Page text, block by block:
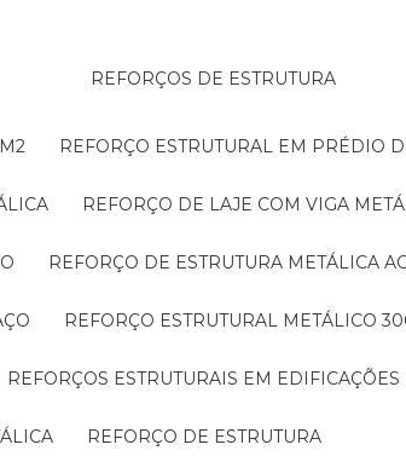
REFORÇOS DE ESTRUTURA
REFORÇO ESTRUTURAL EM PRÉDIO
REFORÇO DE LAJE COM VIGA
REFORÇO DE ESTRUTURA METÁLICA
REFORÇO ESTRUTURAL METÁLICO
REFORÇOS ESTRUTURAIS EM
REFORÇO DE ESTRUTURA